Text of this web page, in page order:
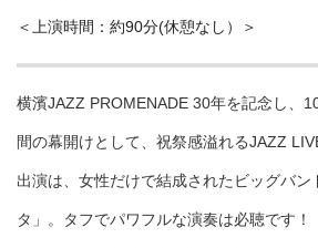
＜上演時間：約90分(休憩なし）＞
横濱JAZZ PROMENADE 30年を記念し、
間の幕開けとして、祝祭感溢れるJAZZ
出演は、女性だけで結成されたビッグバン
タ」。タフでパワフルな演奏は必聴です！